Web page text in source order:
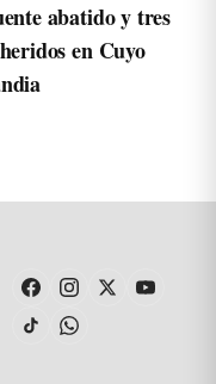
abatido y tres
en Cuyo